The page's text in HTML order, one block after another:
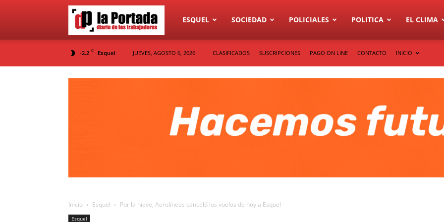
Diario
La
ESQUEL SOCIEDAD POLICIALES POLITICA EL CLIMA
-2.2 C Esquel JUEVES, AGOSTO 6, 2026 CLASIFICADOS SUSCRIPCIONES PAGO ON LINE CONTACTO INICIO
Inicio Esquel Por la nieve, Aerolíneas canceló los vuelos de hoy a Esquel
Esquel